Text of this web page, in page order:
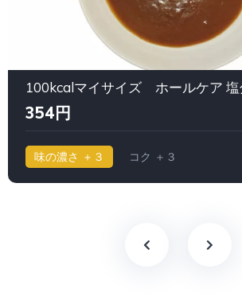
354円
味の濃さ ＋３ コク ＋３